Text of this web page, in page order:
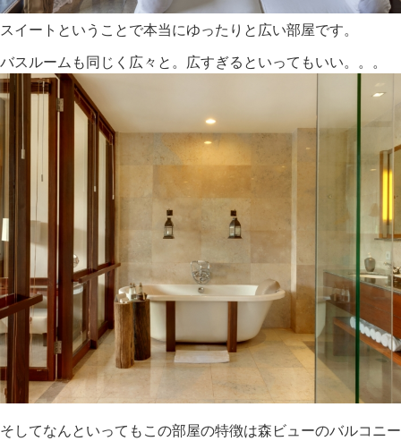
スイートということで本当にゆったりと広い部屋です。
バスルームも同じく広々と。広すぎるといってもいい。。。
そしてなんといってもこの部屋の特徴は森ビューのバルコニー